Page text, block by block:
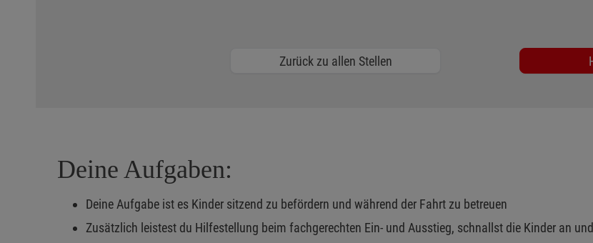
Zurück zu allen Stellen
Deine Aufgaben:
Deine Aufgabe ist es Kinder sitzend zu befördern und während der Fahrt zu betreuen
Zusätzlich leistest du Hilfestellung beim fachgerechten Ein- und Ausstieg, schnallst die Kinder an